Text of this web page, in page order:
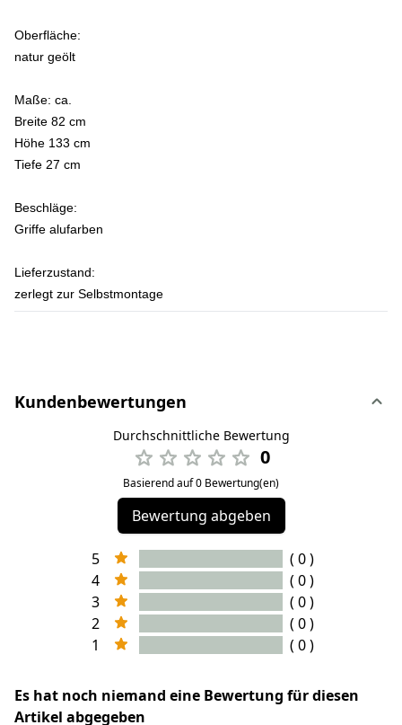
Oberfläche:
natur geölt
Maße: ca.
Breite 82 cm
Höhe 133 cm
Tiefe 27 cm
Beschläge:
Griffe alufarben
Lieferzustand:
zerlegt zur Selbstmontage
Kundenbewertungen
Durchschnittliche Bewertung
0
Basierend auf 0 Bewertung(en)
Bewertung abgeben
5
( 0 )
4
( 0 )
3
( 0 )
2
( 0 )
1
( 0 )
Es hat noch niemand eine Bewertung für diesen
Artikel abgegeben